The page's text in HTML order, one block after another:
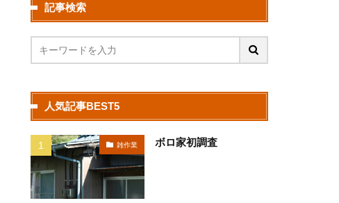
記事検索
人気記事BEST5
雑作業 ボロ家初調査